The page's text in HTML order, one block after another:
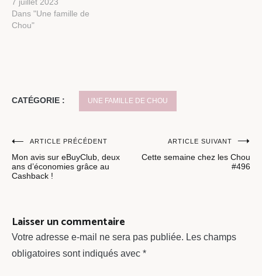
Dans "Une famille de
Chou"
CATÉGORIE : UNE FAMILLE DE CHOU
Navigation
de
ARTICLE PRÉCÉDENT
Mon avis sur eBuyClub, deux
ans d’économies grâce au
Cashback !
ARTICLE SUIVANT
Cette semaine chez les Chou
#496
Laisser un commentaire
Votre adresse e-mail ne sera pas publiée. Les champs
obligatoires sont indiqués avec *